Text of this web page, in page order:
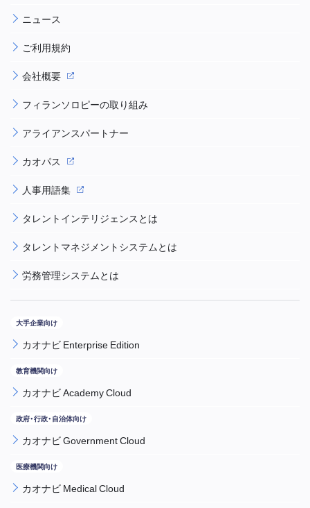
ニュース
ご利用規約
会社概要
フィランソロピーの取り組み
アライアンスパートナー
カオパス
人事用語集
タレントインテリジェンスとは
タレントマネジメントシステムとは
労務管理システムとは
カオナビ Enterprise Edition
カオナビ Academy Cloud
カオナビ Government Cloud
カオナビ Medical Cloud